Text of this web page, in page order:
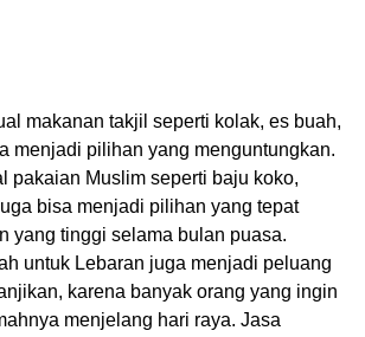
makanan takjil seperti kolak, es buah,
menjadi pilihan yang menguntungkan.
pakaian Muslim seperti baju koko,
bisa menjadi pilihan yang tepat
yang tinggi selama bulan puasa.
untuk Lebaran juga menjadi peluang
karena banyak orang yang ingin
menjelang hari raya. Jasa